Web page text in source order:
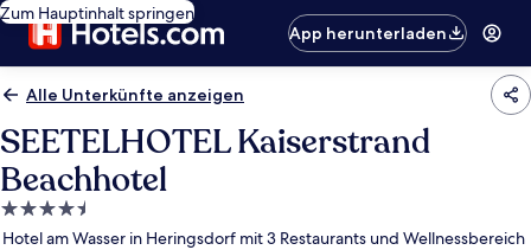
Zum Hauptinhalt springen
App herunterladen
Alle Unterkünfte anzeigen
SEETELHOTEL Kaiserstrand
Beachhotel
4.5-
Sterne-
Hotel am Wasser in Heringsdorf mit 3 Restaurants und Wellnessbereich